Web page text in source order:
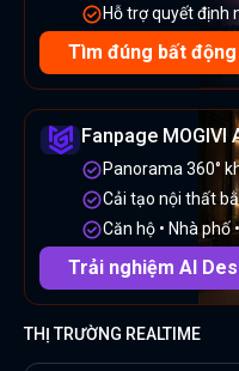
Hỗ trợ quyết định
Tìm đúng bất
Fanpage MOGIVI
Panorama 360°
Cải tạo nội thất
Căn hộ • Nhà phố
Trải nghiệm AI
THỊ TRƯỜNG REALTIME